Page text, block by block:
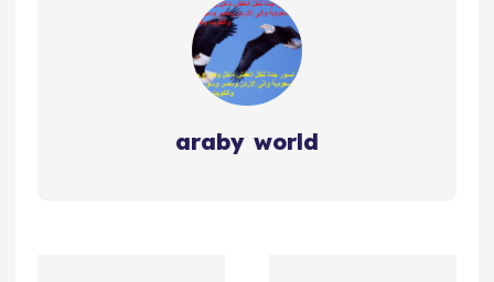
araby world